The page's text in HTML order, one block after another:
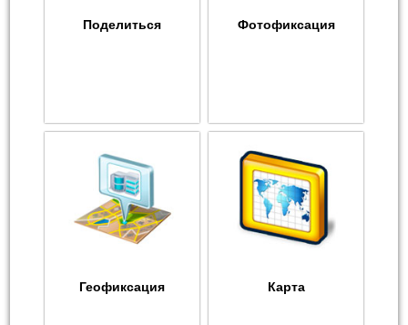
Поделиться Фотофиксация
Геофиксация Карта